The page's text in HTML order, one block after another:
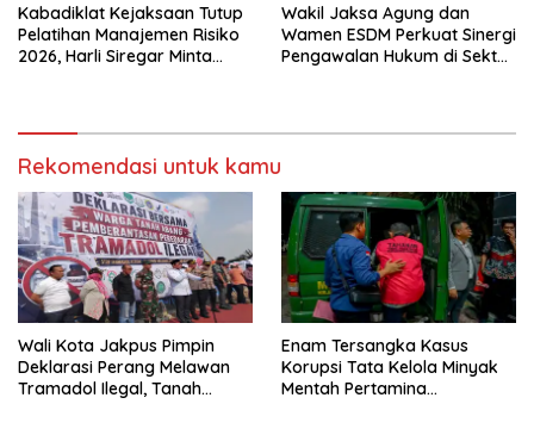
Kabadiklat Kejaksaan Tutup
Pelatihan Manajemen Risiko
2026, Harli Siregar Minta
Wakil Jaksa Agung dan
Wamen ESDM Perkuat Sinergi
Pengawalan Hukum di Sektor
Rekomendasi untuk kamu
Wali Kota Jakpus Pimpin
Deklarasi Perang Melawan
Tramadol Ilegal, Tanah
Enam Tersangka Kasus
Korupsi Tata Kelola Minyak
Mentah Pertamina